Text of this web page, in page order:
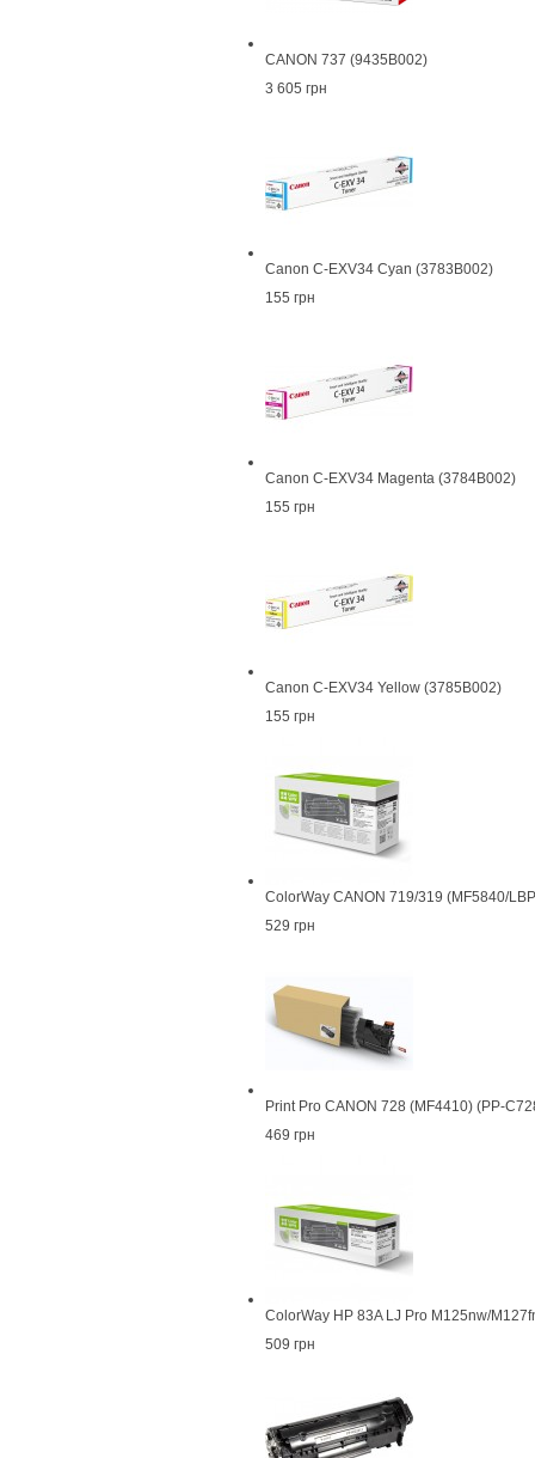
CANON 737 (9435B002)
3 605 грн
Canon C-EXV34 Cyan (3783B002)
155 грн
Canon C-EXV34 Magenta (3784B002)
155 грн
Canon C-EXV34 Yellow (3785B002)
155 грн
ColorWay CANON 719/319 (MF5840/
529 грн
Print Pro CANON 728 (MF4410) (PP-
469 грн
ColorWay HP 83A LJ Pro M125nw/
509 грн